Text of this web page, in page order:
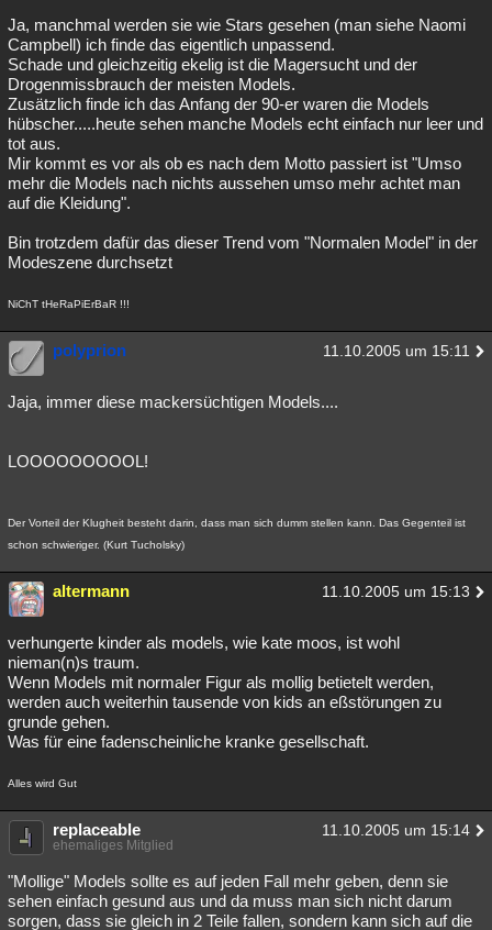
Ja, manchmal werden sie wie Stars gesehen (man siehe Naomi
Campbell) ich finde das eigentlich unpassend.
Schade und gleichzeitig ekelig ist die Magersucht und der
Drogenmissbrauch der meisten Models.
Zusätzlich finde ich das Anfang der 90-er waren die Models
hübscher.....heute sehen manche Models echt einfach nur leer und
tot aus.
Mir kommt es vor als ob es nach dem Motto passiert ist "Umso
mehr die Models nach nichts aussehen umso mehr achtet man
auf die Kleidung".
Bin trotzdem dafür das dieser Trend vom "Normalen Model" in der
Modeszene durchsetzt
NiChT tHeRaPiErBaR !!!
polyprion 11.10.2005 um 15:11
Jaja, immer diese mackersüchtigen Models....
LOOOOOOOOOL!
Der Vorteil der Klugheit besteht darin, dass man sich dumm stellen kann. Das Gegenteil ist
schon schwieriger. (Kurt Tucholsky)
altermann 11.10.2005 um 15:13
verhungerte kinder als models, wie kate moos, ist wohl
nieman(n)s traum.
Wenn Models mit normaler Figur als mollig betietelt werden,
werden auch weiterhin tausende von kids an eßstörungen zu
grunde gehen.
Was für eine fadenscheinliche kranke gesellschaft.
Alles wird Gut
replaceable 11.10.2005 um 15:14
ehemaliges Mitglied
"Mollige" Models sollte es auf jeden Fall mehr geben, denn sie
sehen einfach gesund aus und da muss man sich nicht darum
sorgen, dass sie gleich in 2 Teile fallen, sondern kann sich auf die